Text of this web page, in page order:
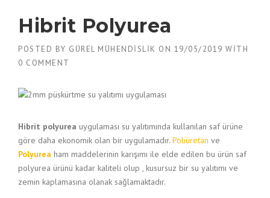
Hibrit Polyurea
POSTED BY GÜREL MÜHENDISLIK ON 19/05/2019 WITH
0 COMMENT
Hibrit polyurea uygulaması su yalıtımında kullanılan saf ürüne
göre daha ekonomik olan bir uygulamadır. Poliüretan ve
Polyurea ham maddelerinin karışımı ile elde edilen bu ürün saf
polyurea ürünü kadar kaliteli olup , kusursuz bir su yalıtımı ve
zemin kaplamasına olanak sağlamaktadır.